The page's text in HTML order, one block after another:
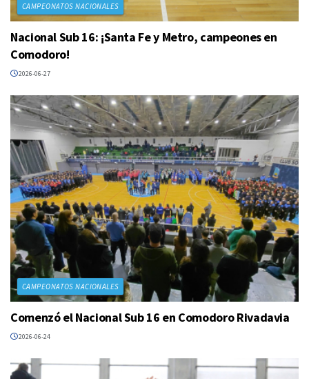
CAMPEONATOS NACIONALES
Nacional Sub 16: ¡Santa Fe y Metro, campeones en
Comodoro!
2026-06-27
CAMPEONATOS NACIONALES
Comenzó el Nacional Sub 16 en Comodoro Rivadavia
2026-06-24